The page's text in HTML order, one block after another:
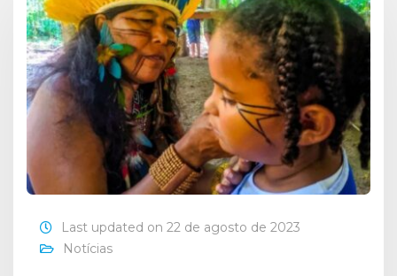
Last updated on 22 de agosto de 2023
Notícias